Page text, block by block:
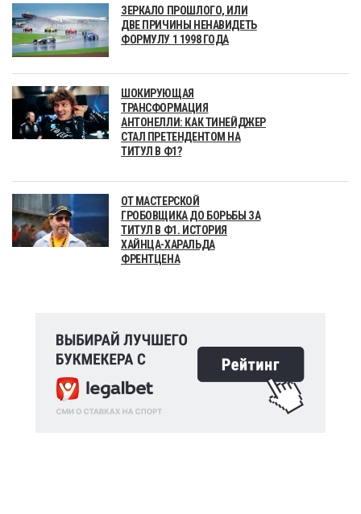
ЗЕРКАЛО ПРОШЛОГО, ИЛИ
ДВЕ ПРИЧИНЫ НЕНАВИДЕТЬ
ФОРМУЛУ 1 1998 ГОДА
ШОКИРУЮЩАЯ
ТРАНСФОРМАЦИЯ
АНТОНЕЛЛИ: КАК ТИНЕЙДЖЕР
СТАЛ ПРЕТЕНДЕНТОМ НА
ТИТУЛ В Ф1?
ОТ МАСТЕРСКОЙ
ГРОБОВЩИКА ДО БОРЬБЫ ЗА
ТИТУЛ В Ф1. ИСТОРИЯ
ХАЙНЦА-ХАРАЛЬДА
ФРЕНТЦЕНА